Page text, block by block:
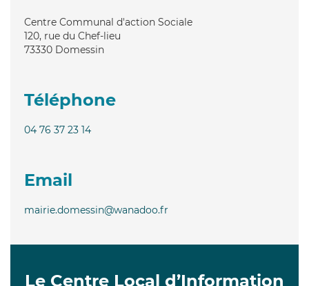
Centre Communal d'action Sociale
120, rue du Chef-lieu
73330 Domessin
Téléphone
04 76 37 23 14
Email
mairie.domessin@wanadoo.fr
Le Centre Local d’Information